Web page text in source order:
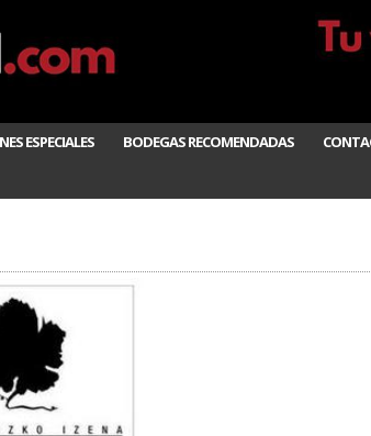
ESPECIALES BODEGAS RECOMENDADAS